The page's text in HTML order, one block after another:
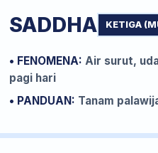
SADDHA KETIGA
• FENOMENA: Air surut,
pagi hari
• PANDUAN: Tanam